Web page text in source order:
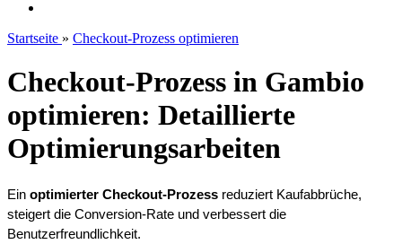
Startseite » Checkout-Prozess optimieren
Checkout-Prozess in Gambio
optimieren: Detaillierte
Optimierungsarbeiten
Ein optimierter Checkout-Prozess reduziert Kaufabbrüche,
steigert die Conversion-Rate und verbessert die
Benutzerfreundlichkeit.